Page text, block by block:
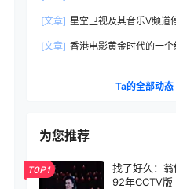
高考！
[文章] 星空卫视及其音乐V频道
[文章] 香港电影黄金时代的一
Ta的全部动态
为您推荐
TOP1
找了好久：
92年CCTV版